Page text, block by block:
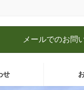
メールでのお問
せ